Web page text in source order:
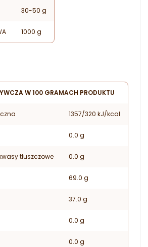
30-50 g
1000 g
W 100 GRAMACH PRODUKTU
1357/320 kJ/kcal
0.0 g
tłuszczowe 0.0 g
69.0 g
37.0 g
0.0 g
0.0 g